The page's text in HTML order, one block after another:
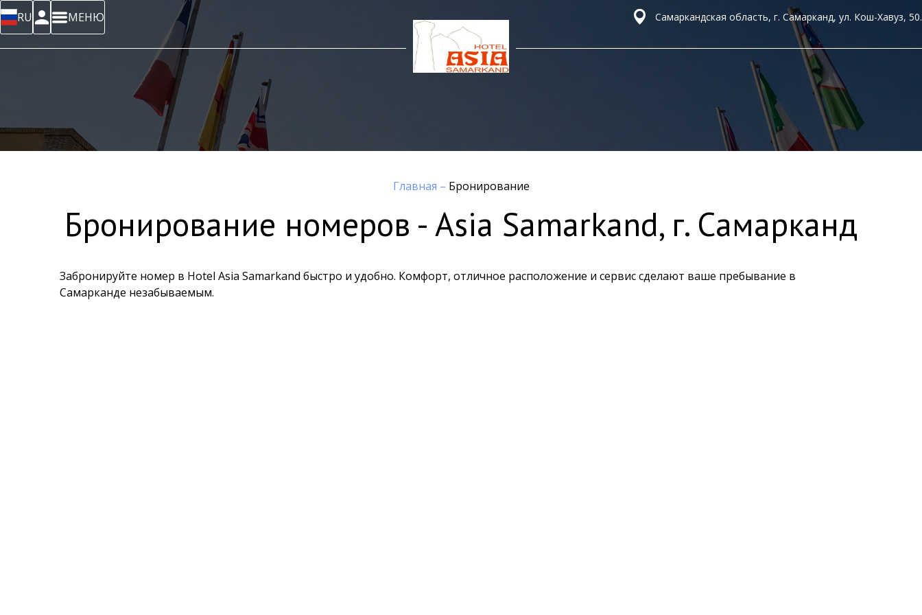
RU МЕНЮ Самаркандская область, г. Самарканд, ул. Кош-Хавуз, 50.
Главная – Бронирование
Бронирование номеров - Asia Samarkand, г. Самарканд
Забронируйте номер в Hotel Asia Samarkand быстро и удобно. Комфорт, отличное расположение и сервис сделают ваше пребывание в
Самарканде незабываемым.